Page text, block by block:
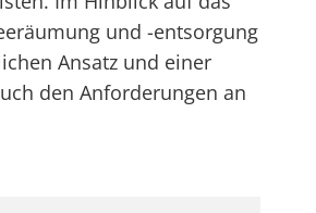
und -entsorgung
Ansatz und einer
den Anforderungen an